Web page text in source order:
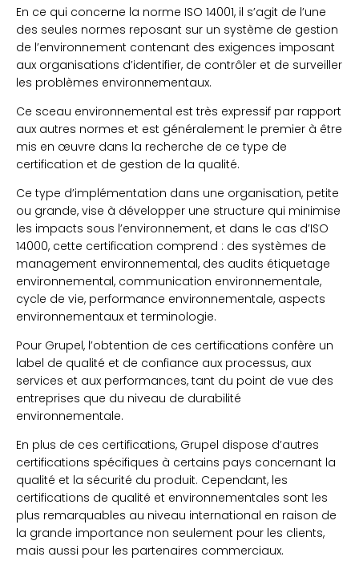
En ce qui concerne la norme ISO 14001, il s’agit de l’une
des seules normes reposant sur un système de gestion
de l’environnement contenant des exigences imposant
aux organisations d’identifier, de contrôler et de surveiller
les problèmes environnementaux.
Ce sceau environnemental est très expressif par rapport
aux autres normes et est généralement le premier à être
mis en œuvre dans la recherche de ce type de
certification et de gestion de la qualité.
Ce type d’implémentation dans une organisation, petite
ou grande, vise à développer une structure qui minimise
les impacts sous l’environnement, et dans le cas d’ISO
14000, cette certification comprend : des systèmes de
management environnemental, des audits étiquetage
environnemental, communication environnementale,
cycle de vie, performance environnementale, aspects
environnementaux et terminologie.
Pour Grupel, l’obtention de ces certifications confère un
label de qualité et de confiance aux processus, aux
services et aux performances, tant du point de vue des
entreprises que du niveau de durabilité
environnementale.
En plus de ces certifications, Grupel dispose d’autres
certifications spécifiques à certains pays concernant la
qualité et la sécurité du produit. Cependant, les
certifications de qualité et environnementales sont les
plus remarquables au niveau international en raison de
la grande importance non seulement pour les clients,
mais aussi pour les partenaires commerciaux.